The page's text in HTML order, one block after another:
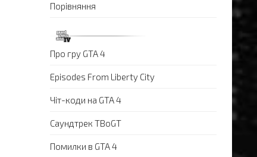
Порівняння
Про гру GTA 4
Episodes From Liberty City
Чіт-коди на GTA 4
Саундтрек TBoGT
Помилки в GTA 4